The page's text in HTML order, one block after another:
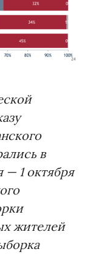
в
— 1 октября
жителей